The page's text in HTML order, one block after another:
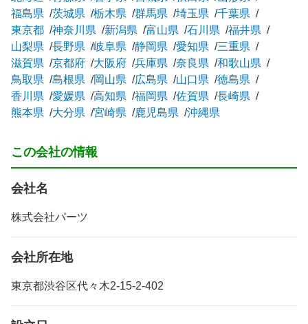
福島県
茨城県 栃木県 群馬県 埼玉県
千葉県
東京都
神奈川県 新潟県 富山県 石川県
福井県
山梨県
長野県 岐阜県 静岡県 愛知県
三重県
滋賀県
京都府 大阪府 兵庫県 奈良県
和歌山県
鳥取県
島根県 岡山県 広島県 山口県
徳島県
香川県
愛媛県 高知県 福岡県 佐賀県
長崎県
熊本県
大分県 宮崎県 鹿児島県 沖縄県
この会社の情報
会社名
株式会社パーツ
会社所在地
東京都渋谷区代々木2-15-2-402